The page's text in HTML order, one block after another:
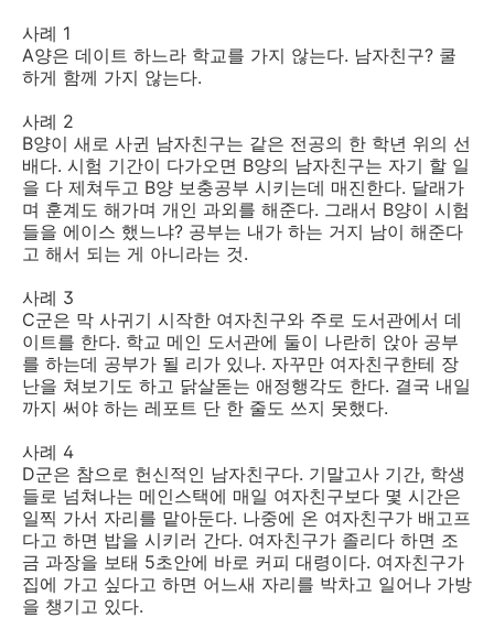
사례 1
A양은 데이트 하느라 학교를 가지 않는다. 남자친구? 쿨
하게 함께 가지 않는다.
사례 2
B양이 새로 사귄 남자친구는 같은 전공의 한 학년 위의 선
배다. 시험 기간이 다가오면 B양의 남자친구는 자기 할 일
을 다 제쳐두고 B양 보충공부 시키는데 매진한다. 달래가
며 훈계도 해가며 개인 과외를 해준다. 그래서 B양이 시험
들을 에이스 했느냐? 공부는 내가 하는 거지 남이 해준다
고 해서 되는 게 아니라는 것.
사례 3
C군은 막 사귀기 시작한 여자친구와 주로 도서관에서 데
이트를 한다. 학교 메인 도서관에 둘이 나란히 앉아 공부
를 하는데 공부가 될 리가 있나. 자꾸만 여자친구한테 장
난을 쳐보기도 하고 닭살돋는 애정행각도 한다. 결국 내일
까지 써야 하는 레포트 단 한 줄도 쓰지 못했다.
사례 4
D군은 참으로 헌신적인 남자친구다. 기말고사 기간, 학생
들로 넘쳐나는 메인스택에 매일 여자친구보다 몇 시간은
일찍 가서 자리를 맡아둔다. 나중에 온 여자친구가 배고프
다고 하면 밥을 시키러 간다. 여자친구가 졸리다 하면 조
금 과장을 보태 5초안에 바로 커피 대령이다. 여자친구가
집에 가고 싶다고 하면 어느새 자리를 박차고 일어나 가방
을 챙기고 있다.